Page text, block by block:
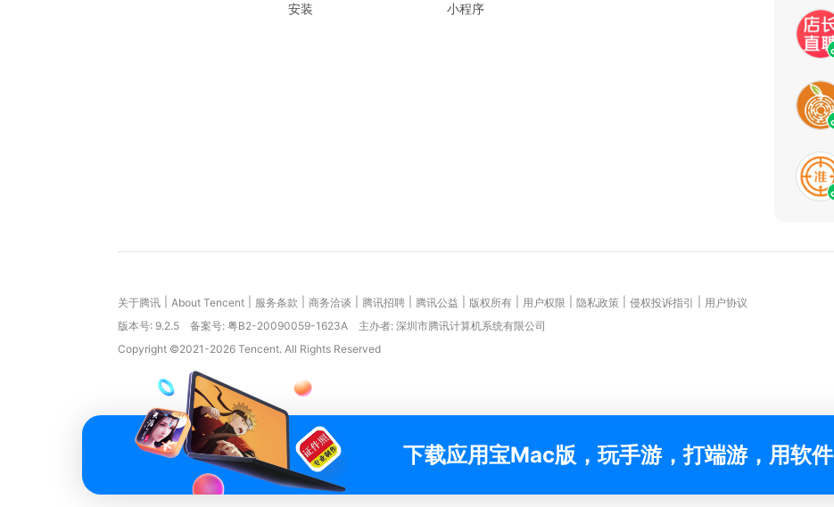
安装
小程序
关于腾讯 About Tencent 服务条款 商务洽谈 腾讯招聘 腾讯公益 版权所有 用户权限 隐私政策 侵权投诉指引
用户协议
版本号: 9.2.5 备案号: 粤B2-20090059-1623A
主办者: 深圳市腾讯计算机系统有限公司
Copyright ©2021-2026 Tencent. All Rights Reserved
下载应用宝Mac版，玩手游，打端游，用软件